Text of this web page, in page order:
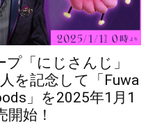
「にじさんじ」
を記念して「Fuwa
」を2025年1月1
開始！